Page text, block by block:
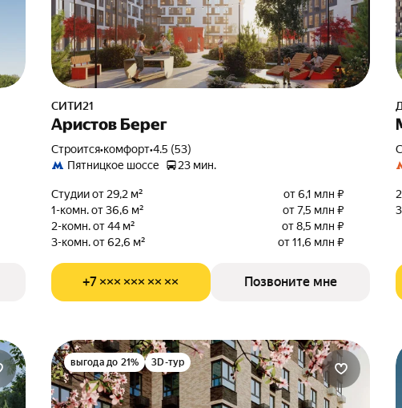
СИТИ21
Аристов Берег
Строится•комфорт•4.5 (53)
Пятницкое шоссе
23 мин.
Студии от 29,2 м²
от 6,1 млн ₽
1-комн. от 36,6 м²
от 7,5 млн ₽
2-комн. от 44 м²
от 8,5 млн ₽
3-комн. от 62,6 м²
от 11,6 млн ₽
+7 ××× ××× ×× ×× Позвоните мне
выгода до 21% 3D-тур